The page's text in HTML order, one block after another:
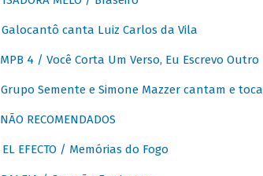
Galocantô canta Luiz Carlos da Vila
MPB 4 / Você Corta Um Verso, Eu Escrevo Outro
Grupo Semente e Simone Mazzer cantam e
NÃO RECOMENDADOS
EL EFECTO / Memórias do Fogo